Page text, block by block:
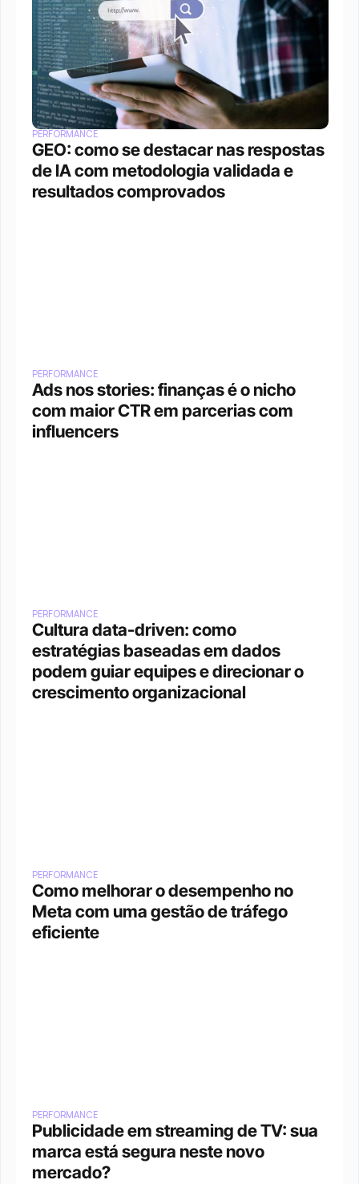
PERFORMANCE
GEO: como se destacar nas respostas
de IA com metodologia validada e
resultados comprovados
PERFORMANCE
Ads nos stories: finanças é o nicho
com maior CTR em parcerias com
influencers
PERFORMANCE
Cultura data-driven: como
estratégias baseadas em dados
podem guiar equipes e direcionar o
crescimento organizacional
PERFORMANCE
Como melhorar o desempenho no
Meta com uma gestão de tráfego
eficiente
PERFORMANCE
Publicidade em streaming de TV: sua
marca está segura neste novo
mercado?